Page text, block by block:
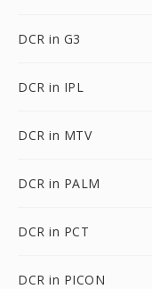
DCR in G3
DCR in IPL
DCR in MTV
DCR in PALM
DCR in PCT
DCR in PICON